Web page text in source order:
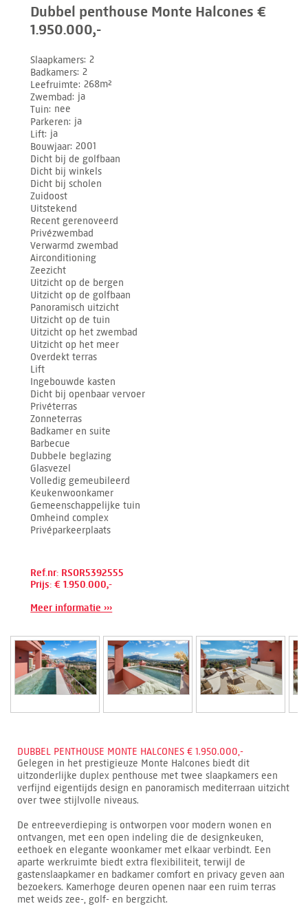
Dubbel penthouse Monte Halcones €
1.950.000,-
Slaapkamers 2
Badkamers 2
Leefruimte 268m²
Zwembad ja
Tuin nee
Parkeren ja
Lift ja
Bouwjaar 2001
Dicht bij de golfbaan
Dicht bij winkels
Dicht bij scholen
Zuidoost
Uitstekend
Recent gerenoveerd
Privézwembad
Verwarmd zwembad
Airconditioning
Zeezicht
Uitzicht op de bergen
Uitzicht op de golfbaan
Panoramisch uitzicht
Uitzicht op de tuin
Uitzicht op het zwembad
Uitzicht op het meer
Overdekt terras
Lift
Ingebouwde kasten
Dicht bij openbaar vervoer
Privéterras
Zonneterras
Badkamer en suite
Barbecue
Dubbele beglazing
Glasvezel
Volledig gemeubileerd
Keukenwoonkamer
Gemeenschappelijke tuin
Omheind complex
Privéparkeerplaats
Ref.nr: RSOR5392555
Prijs: € 1.950.000,-
Meer informatie ›››
DUBBEL PENTHOUSE MONTE HALCONES € 1.950.000,-
Gelegen in het prestigieuze Monte Halcones biedt dit
uitzonderlijke duplex penthouse met twee slaapkamers een
verfijnd eigentijds design en panoramisch mediterraan uitzicht
over twee stijlvolle niveaus.
De entreeverdieping is ontworpen voor modern wonen en
ontvangen, met een open indeling die de designkeuken,
eethoek en elegante woonkamer met elkaar verbindt. Een
aparte werkruimte biedt extra flexibiliteit, terwijl de
gastenslaapkamer en badkamer comfort en privacy geven aan
bezoekers. Kamerhoge deuren openen naar een ruim terras
met weids zee-, golf- en bergzicht.